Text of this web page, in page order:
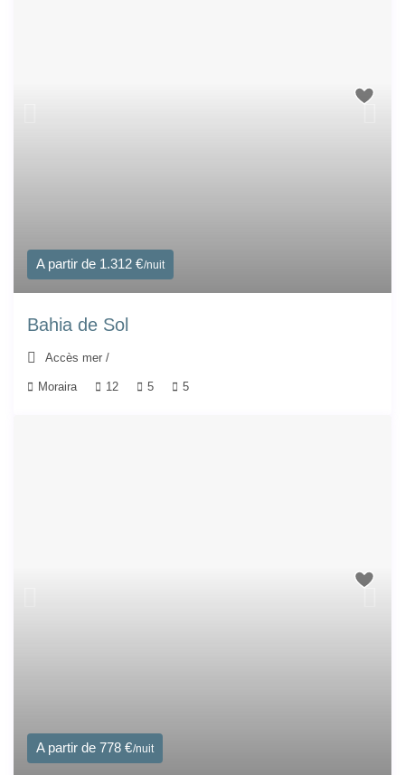
A partir de 1.312 €/nuit
Bahia de Sol
Accès mer /
Moraira 12 5 5
A partir de 778 €/nuit